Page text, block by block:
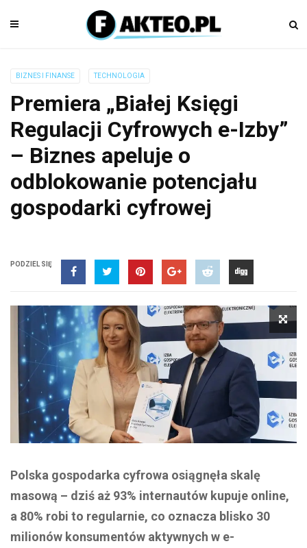
BIZNES I FINANSE TECHNOLOGIA
Premiera „Białej Księgi
Regulacji Cyfrowych e-Izby”
– Biznes apeluje o
odblokowanie potencjału
gospodarki cyfrowej
PODZIEL SIĘ
Polska gospodarka cyfrowa osiągnęła skalę
masową – dziś aż 93% internautów kupuje online,
a 80% robi to regularnie, co oznacza blisko 30
milionów konsumentów aktywnych w e-